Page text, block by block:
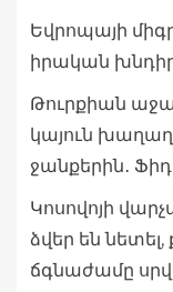
Եվրոպայի
իրական
Թուրքիան
կայուն
ջանքերին․
Կոսովոյի
ձվեր են
ճգնաժամը